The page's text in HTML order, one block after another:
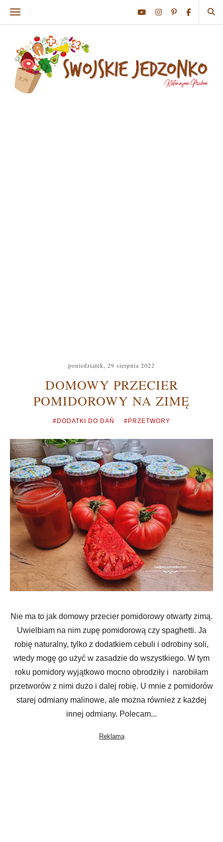
poniedziałek, 29 sierpnia 2022
DOMOWY PRZECIER
POMIDOROWY NA ZIMĘ
#DODATKI DO DAŃ #PRZETWORY
Nie ma to jak domowy przecier pomidorowy otwarty zimą.
Uwielbiam na nim zupę pomidorową czy spaghetti. Ja
robię naturalny, tylko z dodatkiem cebuli i odrobiny soli,
wtedy mogę go użyć w zasadzie do wszystkiego. W tym
roku pomidory wyjątkowo mocno obrodziły i narobiłam
przetworów z nimi dużo i dalej robię. U mnie z pomidorów
starej odmiany malinowe, ale można również z każdej
innej odmiany. Polecam...